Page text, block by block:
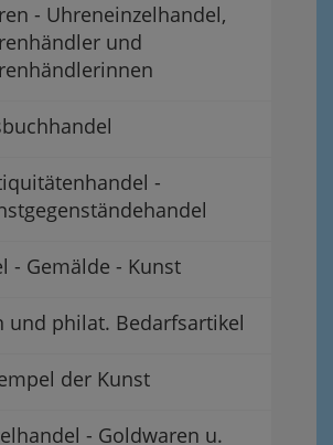
- Uhreneinzelhandel,
und
-
- Gemälde - Kunst
und philat. Bedarfsartikel
der Kunst
- Goldwaren u.